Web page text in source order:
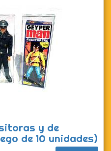
y de
de 10 unidades)